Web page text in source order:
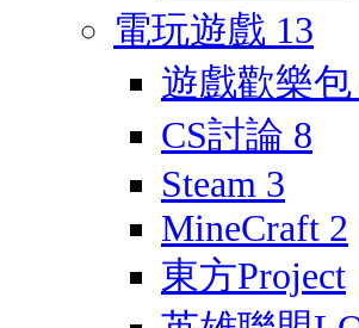
電玩遊戲 13
遊戲歡樂包
CS討論 8
Steam 3
MineCraft 2
東方Project